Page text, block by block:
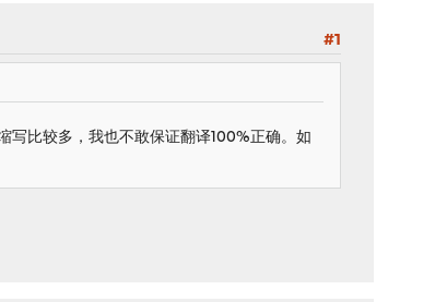
#1
写比较多，我也不敢保证翻译100%正确。如